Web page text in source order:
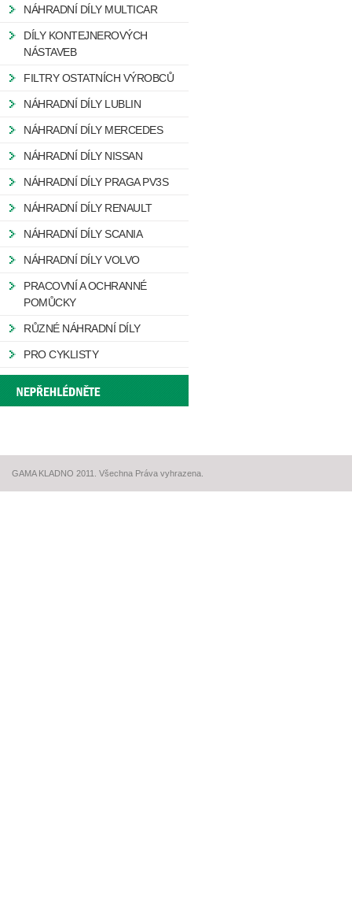
NÁHRADNÍ DÍLY MULTICAR
DÍLY KONTEJNEROVÝCH
NÁSTAVEB
FILTRY OSTATNÍCH VÝROBCŮ
NÁHRADNÍ DÍLY LUBLIN
NÁHRADNÍ DÍLY MERCEDES
NÁHRADNÍ DÍLY NISSAN
NÁHRADNÍ DÍLY PRAGA PV3S
NÁHRADNÍ DÍLY RENAULT
NÁHRADNÍ DÍLY SCANIA
NÁHRADNÍ DÍLY VOLVO
PRACOVNÍ A OCHRANNÉ
POMŮCKY
RŮZNÉ NÁHRADNÍ DÍLY
PRO CYKLISTY
GAMA KLADNO 2011. Všechna Práva vyhrazena.